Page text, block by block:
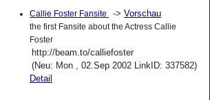
Callie Foster Fansite -> Vorschau
the first Fansite about the Actress Callie
Foster
http://beam.to/calliefoster
(Neu: Mon , 02.Sep 2002 LinkID: 337582)
Detail